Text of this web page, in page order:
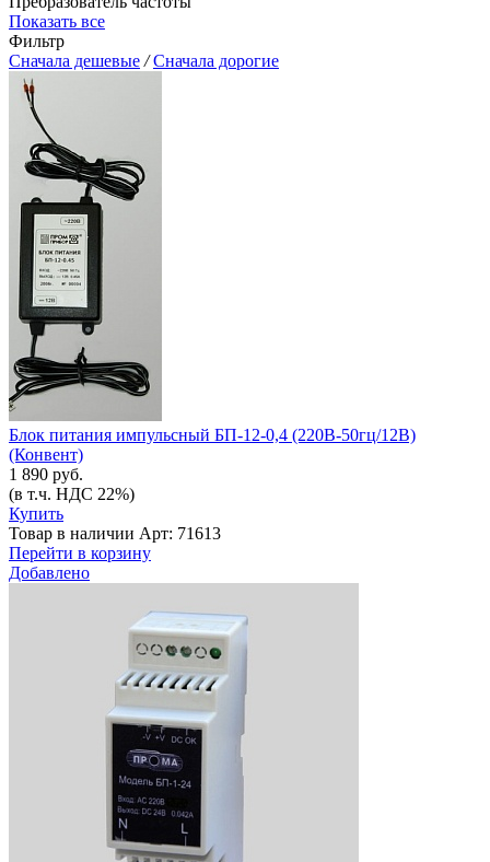
Показать все
Фильтр
Сначала дешевые / Сначала дорогие
Блок питания импульсный БП-12-0,4 (220В-50гц/12В)
(Конвент)
1 890 руб.
(в т.ч. НДС 22%)
Купить
Товар в наличии Арт: 71613
Перейти в корзину
Добавлено